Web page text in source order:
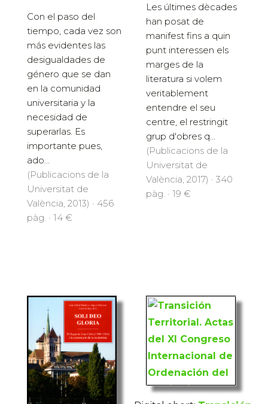
Con el paso del
tiempo, cada vez son
más evidentes las
desigualdades de
género que se dan
en la comunidad
universitaria y la
necesidad de
superarlas. Es
importante pues,
ado...
(Publicacions de la
Universitat de
València, 2013) · 456
pàg. · 14 €
Les últimes dècades
han posat de
manifest fins a quin
punt interessen els
marges de la
literatura si volem
veritablement
entendre el seu
centre, el restringit
grup d'obres q...
(Publicacions de la
Universitat de
València, 2017) · 340
pàg. · 19 €